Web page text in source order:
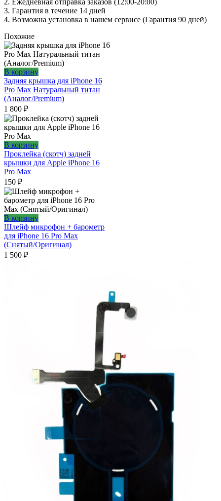
2. Ежедневная отправка заказов (12:00-20:00)
3. Гарантия в течение 14 дней
4. Возможна установка в нашем сервисе (Гарантия 90 дней)
Похожие
В корзину
Задняя крышка для iPhone 16
Pro Max Натуральный титан
(Аналог/Premium)
1 800 ₽
В корзину
Проклейка (скотч) задней
крышки для Apple iPhone 16
Pro Max
150 ₽
В корзину
Шлейф микрофон + барометр
для iPhone 16 Pro Max
(Cнятый/Оригинал)
1 500 ₽